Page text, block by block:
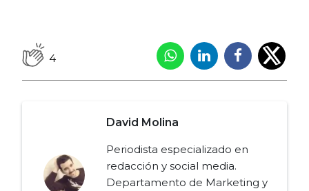
4
David Molina
Periodista especializado en
redacción y social media.
Departamento de Marketing y